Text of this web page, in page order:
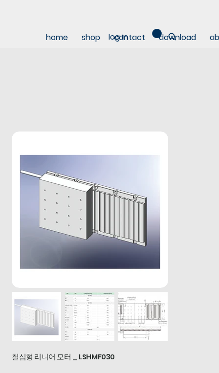
home shop contact download
log in
철심형 리니어 모터 _ LSHMF030